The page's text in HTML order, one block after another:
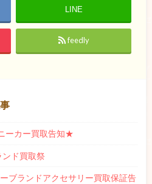
LINE
feedly
ーカー買取告知★
ンド買取祭
ブランドアクセサリー買取保証告